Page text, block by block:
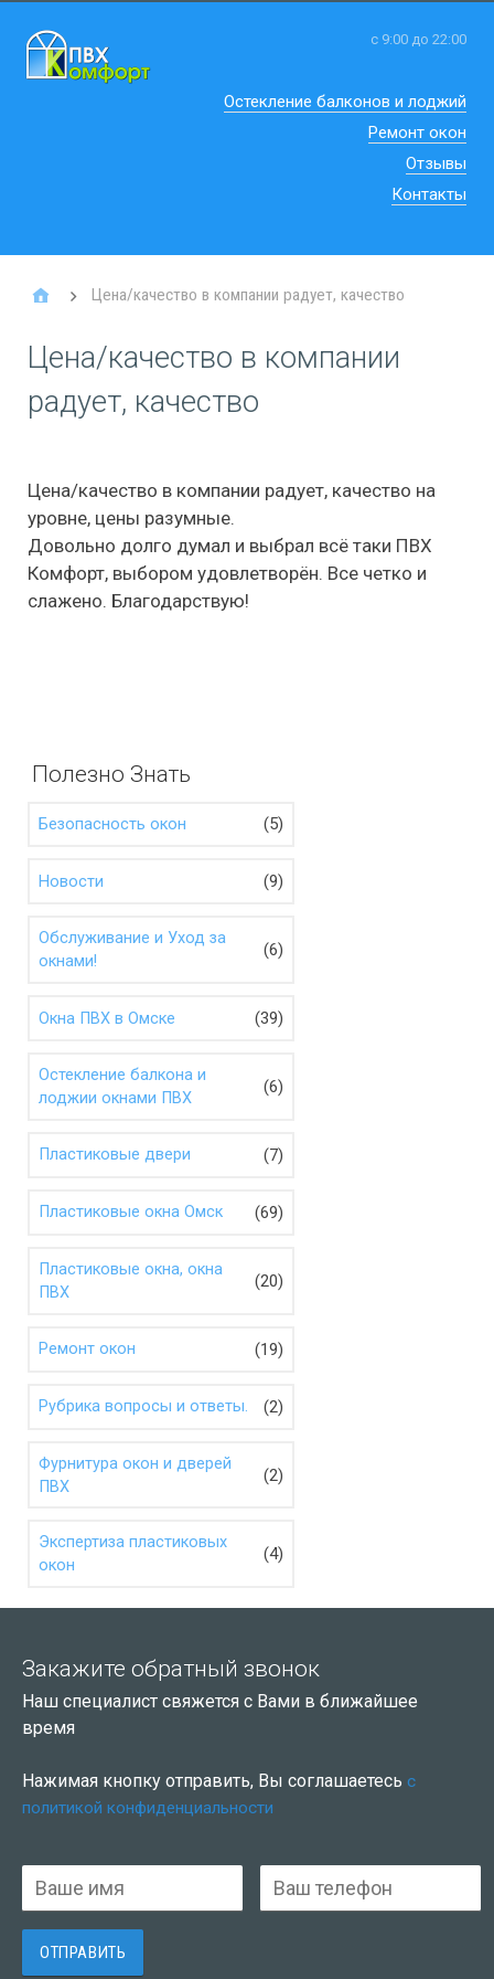
с 9:00 до 22:00
Остекление балконов и лоджий
Ремонт окон
Отзывы
Контакты
Цена/качество в компании радует, качество
Цена/качество в компании
радует, качество
Цена/качество в компании радует, качество на
уровне, цены разумные.
Довольно долго думал и выбрал всё таки ПВХ
Комфорт, выбором удовлетворён. Все четко и
слажено. Благодарствую!
Полезно Знать
Безопасность окон (5)
Новости (9)
Обслуживание и Уход за
окнами!
(6)
Окна ПВХ в Омске (39)
Остекление балкона и
лоджии окнами ПВХ
(6)
Пластиковые двери (7)
Пластиковые окна Омск (69)
Пластиковые окна, окна
ПВХ
(20)
Ремонт окон (19)
Рубрика вопросы и ответы. (2)
Фурнитура окон и дверей
ПВХ
(2)
Экспертиза пластиковых
окон
(4)
Закажите обратный звонок
Наш специалист свяжется с Вами в ближайшее
время
Нажимая кнопку отправить, Вы соглашаетесь с
политикой конфиденциальности